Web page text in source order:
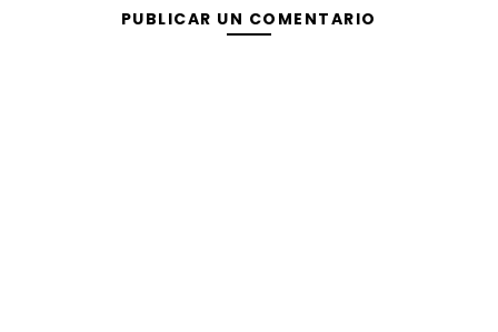
PUBLICAR UN COMENTARIO